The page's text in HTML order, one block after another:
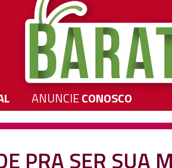
ANUNCIECONOSCO
PRA SER SUA